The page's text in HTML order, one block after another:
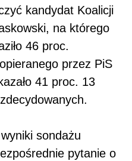
kandydat Koalicji
na którego
46 proc.
przez PiS
41 proc. 13
sondażu
pytanie o